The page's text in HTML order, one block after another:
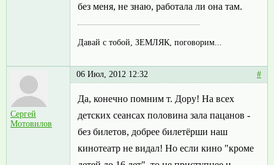
без меня, не знаю, работала ли она там.
Давай с тобой, ЗЕМЛЯК, поговорим...
Сергей
Мотовилов
06 Июл, 2012 12:32 #
Да, конечно помним т. Дору! На всех
детских сеансах половина зала пацанов -
без билетов, добрее билетёрши наш
кинотеатр не видал! Но если кино "кроме